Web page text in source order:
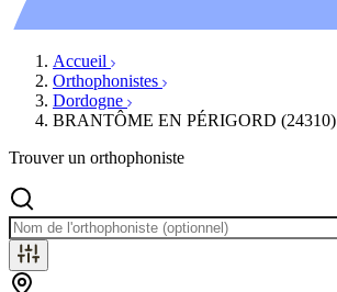
Accueil
Orthophonistes
Dordogne
BRANTÔME EN PÉRIGORD (24310)
Trouver un orthophoniste